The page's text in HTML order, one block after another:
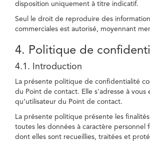
disposition uniquement à titre indicatif.
Seul le droit de reproduire des
commerciales est autorisé, moyennant
4. Politique de
4.1. Introduction
La présente politique de confidentialité
du Point de contact. Elle s'adresse à vous
qu’utilisateur du Point de contact.
La présente politique présente les
toutes les données à caractère personnel
dont elles sont recueillies, traitées et